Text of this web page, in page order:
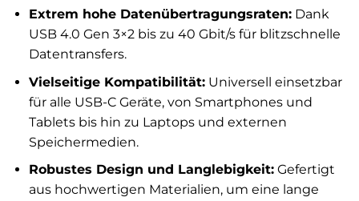
Extrem hohe Datenübertragungsraten:Dank
USB 4.0 Gen 3×2 bis zu 40 Gbit/s für blitzschnelle
Datentransfers.
Vielseitige Kompatibilität:Universell einsetzbar
für alle USB-C Geräte, von Smartphones und
Tablets bis hin zu Laptops und externen
Speichermedien.
Robustes Design und Langlebigkeit:Gefertigt
aus hochwertigen Materialien, um eine lange